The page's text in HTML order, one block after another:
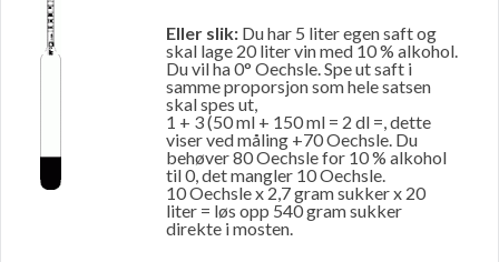
Eller slik: Du har 5 liter egen saft og
skal lage 20 liter vin med 10 % alkohol.
Du vil ha 0° Oechsle. Spe ut saft i
samme proporsjon som hele satsen
skal spes ut,
1 + 3 (50 ml + 150 ml = 2 dl =, dette
viser ved måling +70 Oechsle. Du
behøver 80 Oechsle for 10 % alkohol
til 0, det mangler 10 Oechsle.
10 Oechsle x 2,7 gram sukker x 20
liter = løs opp 540 gram sukker
direkte i mosten.